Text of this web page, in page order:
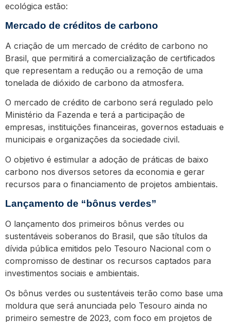
ecológica estão:
Mercado de créditos de carbono
A criação de um mercado de crédito de carbono no
Brasil, que permitirá a comercialização de certificados
que representam a redução ou a remoção de uma
tonelada de dióxido de carbono da atmosfera.
O mercado de crédito de carbono será regulado pelo
Ministério da Fazenda e terá a participação de
empresas, instituições financeiras, governos estaduais e
municipais e organizações da sociedade civil.
O objetivo é estimular a adoção de práticas de baixo
carbono nos diversos setores da economia e gerar
recursos para o financiamento de projetos ambientais.
Lançamento de “bônus verdes”
O lançamento dos primeiros bônus verdes ou
sustentáveis soberanos do Brasil, que são títulos da
dívida pública emitidos pelo Tesouro Nacional com o
compromisso de destinar os recursos captados para
investimentos sociais e ambientais.
Os bônus verdes ou sustentáveis terão como base uma
moldura que será anunciada pelo Tesouro ainda no
primeiro semestre de 2023, com foco em projetos de